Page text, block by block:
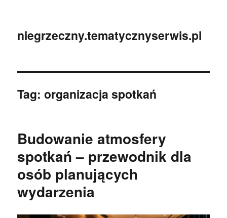
niegrzeczny.tematycznyserwis.pl
Tag:organizacja spotkań
Budowanie atmosfery
spotkań – przewodnik dla
osób planujących
wydarzenia